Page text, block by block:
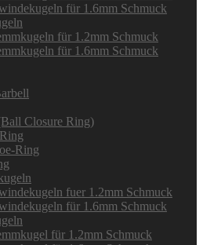
für 1.6mm Schmuck
für 1.2mm Schmuck
für 1.6mm Schmuck
Closure Ring)
Ring
fuer 1.2mm Schmuck
für 1.6mm Schmuck
für 1.2mm Schmuck